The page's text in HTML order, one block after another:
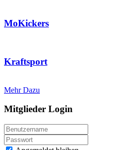
MoKickers
Kraftsport
Mehr Dazu
Mitglieder Login